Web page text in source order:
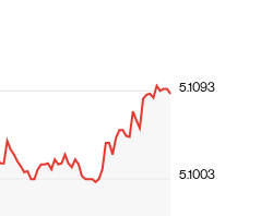
5.1003
5.1093